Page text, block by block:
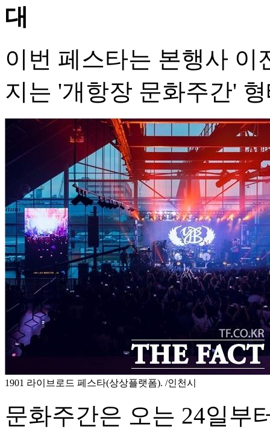
대
이번 페스타는 본행사
지는 '개항장 문화주간'
1901 라이브로드 페스타(상상플랫폼). /인천시
문화주간은 오는 24일부